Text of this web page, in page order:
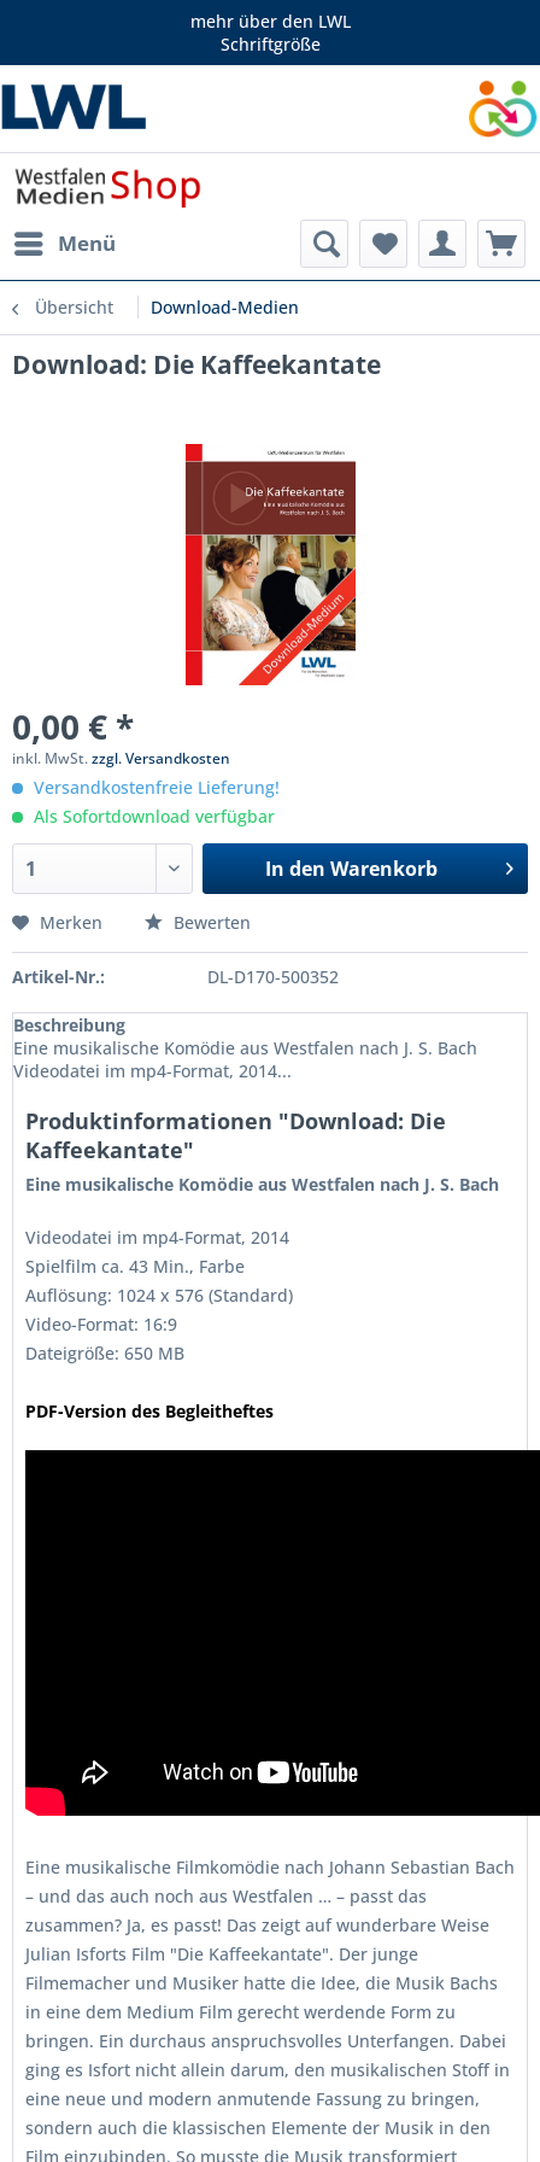
mehr über den LWL
Schriftgröße
Menü
Übersicht Download-Medien
Download: Die Kaffeekantate
0,00 € *
inkl. MwSt.zzgl. Versandkosten
Versandkostenfreie Lieferung!
Als Sofortdownload verfügbar
In den Warenkorb
Merken Bewerten
Artikel-Nr.: DL-D170-500352
Beschreibung
Eine musikalische Komödie aus Westfalen nach J. S. Bach
Videodatei im mp4-Format, 2014...
Produktinformationen "Download: Die
Kaffeekantate"
Eine musikalische Komödie aus Westfalen nach J. S. Bach
Videodatei im mp4-Format, 2014
Spielfilm ca. 43 Min., Farbe
Auflösung: 1024 x 576 (Standard)
Video-Format: 16:9
Dateigröße: 650 MB
PDF-Version des Begleitheftes
Eine musikalische Filmkomödie nach Johann Sebastian Bach
– und das auch noch aus Westfalen … – passt das
zusammen? Ja, es passt! Das zeigt auf wunderbare Weise
Julian Isforts Film "Die Kaffeekantate". Der junge
Filmemacher und Musiker hatte die Idee, die Musik Bachs
in eine dem Medium Film gerecht werdende Form zu
bringen. Ein durchaus anspruchsvolles Unterfangen. Dabei
ging es Isfort nicht allein darum, den musikalischen Stoff in
eine neue und modern anmutende Fassung zu bringen,
sondern auch die klassischen Elemente der Musik in den
Film einzubinden. So musste die Musik transformiert